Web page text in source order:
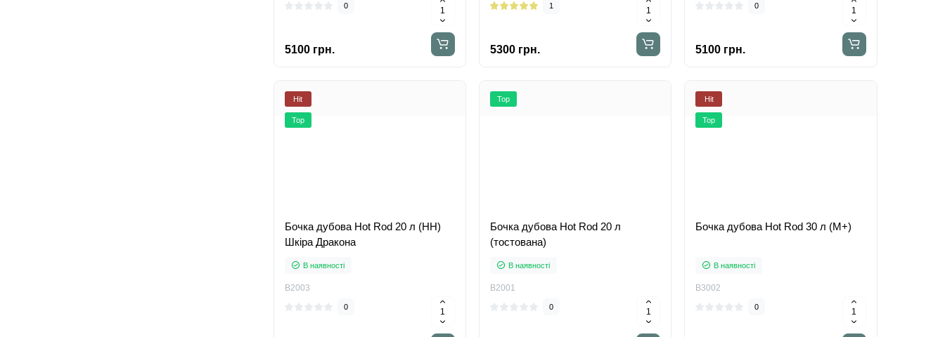
0
5100 грн.
1
5300 грн.
0
5100 грн.
Hit
Top
Бочка дубова Hot Rod 20 л (НН)
Шкіра Дракона
В наявності
B2003
0
Top
Бочка дубова Hot Rod 20 л
(тостована)
В наявності
B2001
0
Hit
Top
Бочка дубова Hot Rod 30 л (M+)
В наявності
B3002
0